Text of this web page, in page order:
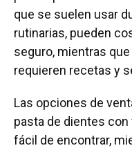
que se suelen usar
rutinarias, pueden
seguro, mientras
requieren recetas y
Las opciones de
pasta de dientes
fácil de encontrar,